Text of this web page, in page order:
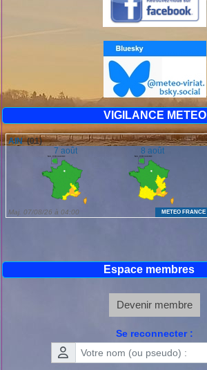
VIGILANCE METEO
Espace membres
Devenir membre
Se reconnecter :